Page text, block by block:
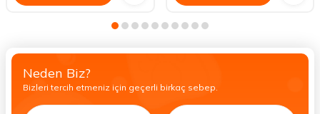
Neden Biz?
Bizleri tercih etmeniz için geçerli birkaç sebep.